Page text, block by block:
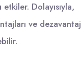
Dolayısıyla,
ve